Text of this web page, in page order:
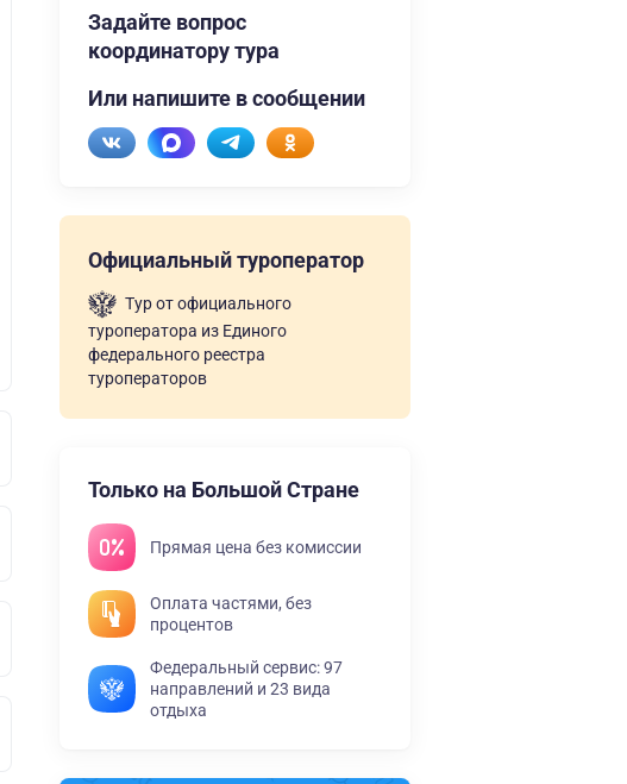
Задайте вопрос
координатору тура
Или напишите в сообщении
Официальный туроператор
Тур от официального
туроператора из Единого
федерального реестра
туроператоров
Только на Большой Стране
Прямая цена без комиссии
Оплата частями, без
процентов
Федеральный сервис: 97
направлений и 23 вида
отдыха